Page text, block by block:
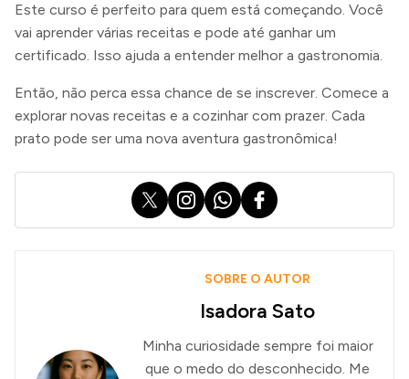
Este curso é perfeito para quem está começando. Você
vai aprender várias receitas e pode até ganhar um
certificado. Isso ajuda a entender melhor a gastronomia.
Então, não perca essa chance de se inscrever. Comece a
explorar novas receitas e a cozinhar com prazer. Cada
prato pode ser uma nova aventura gastronômica!
X InstagramWhatsApp
Facebook
SOBRE O AUTOR
Isadora Sato
Minha curiosidade sempre foi maior
que o medo do desconhecido. Me